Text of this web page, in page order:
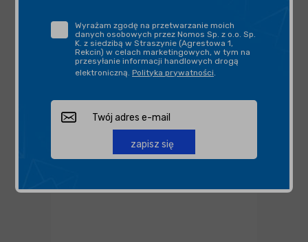
Wyrażam zgodę na przetwarzanie moich
danych osobowych przez Nomos Sp. z o.o. Sp.
K. z siedzibą w Straszynie (Agrestowa 1,
Rekcin) w celach marketingowych, w tym na
przesyłanie informacji handlowych drogą
elektroniczną. Polityka prywatności.
zapisz się